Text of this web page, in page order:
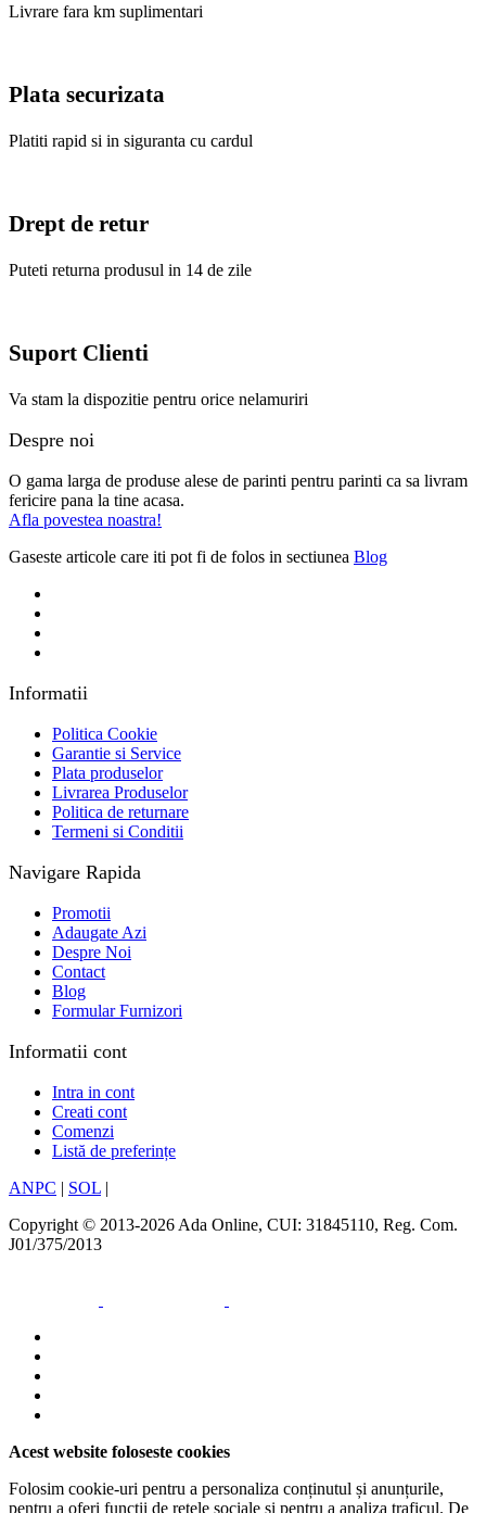
Livrare fara km suplimentari
Plata securizata
Platiti rapid si in siguranta cu cardul
Drept de retur
Puteti returna produsul in 14 de zile
Suport Clienti
Va stam la dispozitie pentru orice nelamuriri
Despre noi
O gama larga de produse alese de parinti pentru parinti ca sa livram
fericire pana la tine acasa.
Afla povestea noastra!
Gaseste articole care iti pot fi de folos in sectiunea Blog
Informatii
Politica Cookie
Garantie si Service
Plata produselor
Livrarea Produselor
Politica de returnare
Termeni si Conditii
Navigare Rapida
Promotii
Adaugate Azi
Despre Noi
Contact
Blog
Formular Furnizori
Informatii cont
Intra in cont
Creati cont
Comenzi
Listă de preferințe
ANPC | SOL |
Copyright © 2013-2026 Ada Online, CUI: 31845110, Reg. Com.
J01/375/2013
Acest website foloseste cookies
Folosim cookie-uri pentru a personaliza conținutul și anunțurile,
pentru a oferi funcții de rețele sociale și pentru a analiza traficul. De